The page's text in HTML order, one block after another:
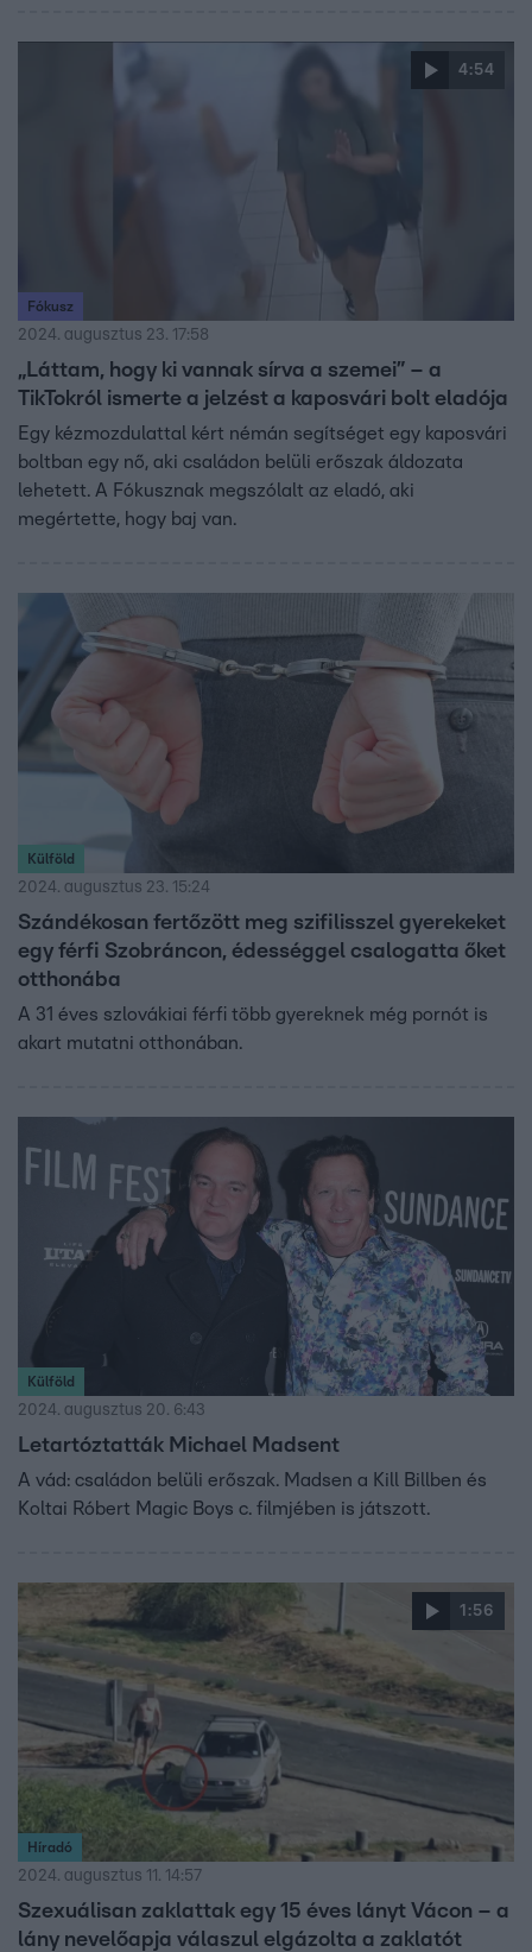
Károly hogy került ebbe a helyzetbe, milyen körülmények
4:54
Fókusz
2024. augusztus 23. 17:58
„Láttam, hogy ki vannak sírva a szemei” – a
TikTokról ismerte a jelzést a kaposvári bolt eladója
Egy kézmozdulattal kért némán segítséget egy kaposvári
boltban egy nő, aki családon belüli erőszak áldozata
lehetett. A Fókusznak megszólalt az eladó, aki
megértette, hogy baj van.
Külföld
2024. augusztus 23. 15:24
Szándékosan fertőzött meg szifilisszel gyerekeket
egy férfi Szobráncon, édességgel csalogatta őket
otthonába
A 31 éves szlovákiai férfi több gyereknek még pornót is
akart mutatni otthonában.
Külföld
2024. augusztus 20. 6:43
Letartóztatták Michael Madsent
A vád: családon belüli erőszak. Madsen a Kill Billben és
Koltai Róbert Magic Boys c. filmjében is játszott.
1:56
Híradó
2024. augusztus 11. 14:57
Szexuálisan zaklattak egy 15 éves lányt Vácon – a
lány nevelőapja válaszul elgázolta a zaklatót